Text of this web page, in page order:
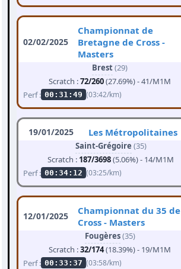
02/02/2025
Championnat de
Bretagne de Cross -
Masters
Brest(29)
Scratch :72/260(27.69%) - 41/M1M
Perf : 00:31:49 (03:42/km)
19/01/2025 Les Métropolitaines
Saint-Grégoire (35)
Scratch : 187/3698(5.06%) - 14/M1M
Perf : 00:34:12 (03:25/km)
12/01/2025
Championnat du 35 de
Cross - Masters
Fougères(35)
Scratch :32/174(18.39%) - 19/M1M
Perf : 00:33:37 (03:58/km)